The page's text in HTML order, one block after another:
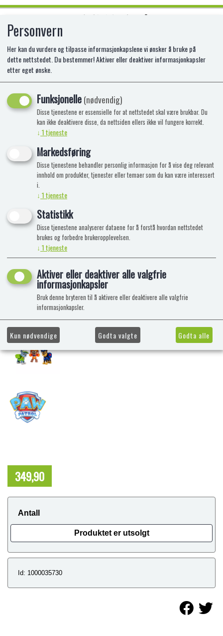
PAW PATROL FIGURER 3PK
349,90
Antall
Produktet er utsolgt
Id: 1000035730
Personvern
Her kan du vurdere og tilpasse informasjonkapslene vi ønsker å bruke på
dette nettstedet. Du bestemmer! Aktiver eller deaktiver informasjonkapsler
etter eget ønske.
Funksjonelle(nødvendig)
Disse tjenestene er essensielle for at nettstedet skal være brukbar. Du
kan ikke deaktivere disse, da nettsiden ellers ikke vil fungere korrekt.
↓ 1tjeneste
Markedsføring
Disse tjenestene behandler personlig informasjon for å vise deg relevant
innhold om produkter, tjenester eller temaer som du kan være interessert
i.
↓ 1tjeneste
Statistikk
Disse tjenestene analyserer dataene for å forstå hvordan nettstedet
brukes og forbedre brukeropplevelsen.
↓ 1tjeneste
Aktiver eller deaktiver alle valgfrie
informasjonkapsler
Bruk denne bryteren til å aktivere eller deaktivere alle valgfrie
informasjonkapsler.
Kun nødvendige Godta valgte Godta alle